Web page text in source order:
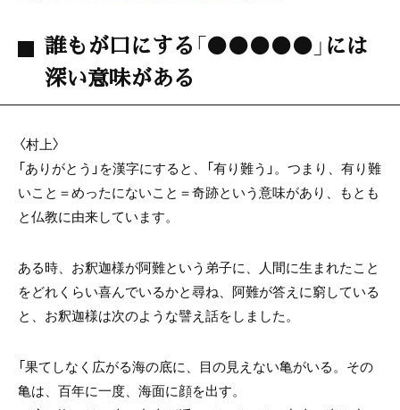
誰もが口にする「●●●●●」には
深い意味がある
〈村上〉
「ありがとう」を漢字にすると、「有り難う」。つまり、有り難
いこと＝めったにないこと＝奇跡という意味があり、もとも
と仏教に由来しています。
ある時、お釈迦様が阿難という弟子に、人間に生まれたこと
をどれくらい喜んでいるかと尋ね、阿難が答えに窮している
と、お釈迦様は次のような譬え話をしました。
「果てしなく広がる海の底に、目の見えない亀がいる。その
亀は、百年に一度、海面に顔を出す。